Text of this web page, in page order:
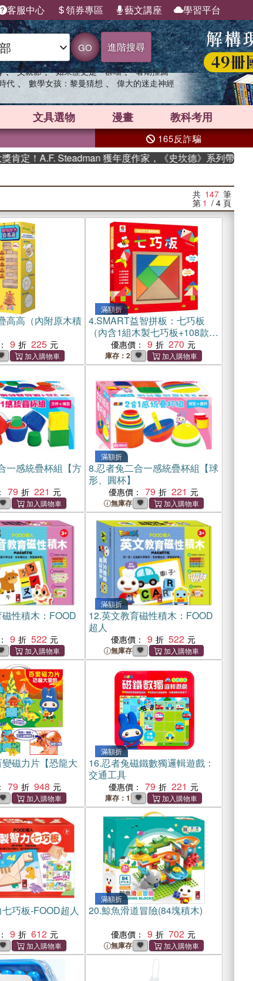
客服中心 領券專區 藝文講座 學習平台
GO 進階搜尋
、 父親節 、 如果歷史是一群喵 、 暑期推薦
代 、 數學女孩：黎曼猜想 、 偉大的迷走神經
文具選物 漫畫 教科考用
165反詐騙
Steadman 獲年度作家，《史坎德》系列帶你踏上熱血奇
共 147 筆
第 1 / 4 頁
高高（內附原木積
9 225
滿額折
4.SMART益智拼板：七巧板
（內含1組木製七巧板+108款創
意造型）優惠價： 9 270
庫存：2
一感統疊杯組【方
79 221
滿額折
8.忍者兔二合一感統疊杯組【球
形、圓杯】
優惠價： 79 221
無庫存
性積木：FOOD
9 522
滿額折
12.英文教育磁性積木：FOOD
超人
優惠價： 9 522
無庫存
磁力片【恐龍大
79 948
滿額折
16.忍者兔磁鐵數獨邏輯遊戲：
交通工具
優惠價： 79 221
庫存：1
巧板-FOOD超人
9 612
滿額折
20.鯨魚滑道冒險(84塊積木)
優惠價： 9 702
無庫存